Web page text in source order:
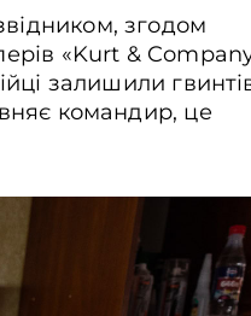
згодом
«Kurt &
залишили
командир, це